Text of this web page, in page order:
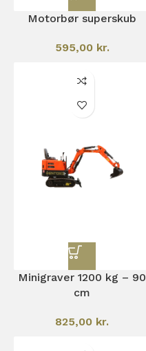
Motorbør superskub
595,00 kr.
Minigraver 1200 kg – 90
cm
825,00 kr.